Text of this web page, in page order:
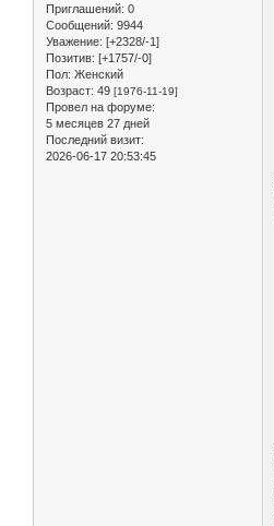
Приглашений: 0
Сообщений: 9944
Уважение: [+2328/-1]
Позитив: [+1757/-0]
Пол: Женский
Возраст: 49 [1976-11-19]
Провел на форуме:
5 месяцев 27 дней
Последний визит:
2026-06-17 20:53:45